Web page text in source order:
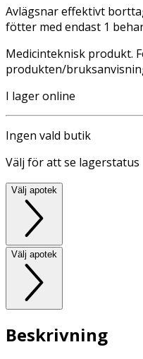
Avlägsnar effektivt
fötter med endast 1
Medicinteknisk produkt.
produkten/
I lager online
Ingen vald butik
Välj för att se lagerstatus
Välj apotek
Välj apotek
Beskrivning